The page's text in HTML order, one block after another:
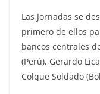
Las Jornadas se
primero de ellos
bancos centrales
(Perú), Gerardo
Colque Soldado